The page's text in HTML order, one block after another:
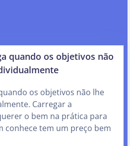
quando os objetivos não
os objetivos não lhe
Carregar a
o bem na prática para
conhece tem um preço bem